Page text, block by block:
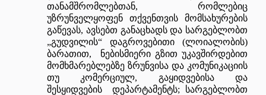
თანამშრომლებთან, რომლებიც
უზრუნველყოფენ თქვენთვის მომსახურების
გაწევას, ავსებთ განაცხადს და სარგებლობთ
„გუდვილის“ დაგროვებითი (ლოიალობის)
ბარათით, ნებისმიერი გზით უკავშირდებით
მომხმარებლებზე ზრუნვისა და კომუნიკაციის
თუ კომერციულ, გაყიდვებისა და
შესყიდვების დეპარტამენტს; სარგებლობთ